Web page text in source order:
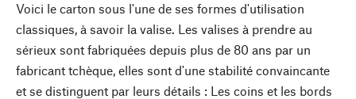
Voici le carton sous l'une de ses formes d'utilisation
classiques, à savoir la valise. Les valises à prendre au
sérieux sont fabriquées depuis plus de 80 ans par un
fabricant tchèque, elles sont d'une stabilité convaincante
et se distinguent par leurs détails : Les coins et les bords